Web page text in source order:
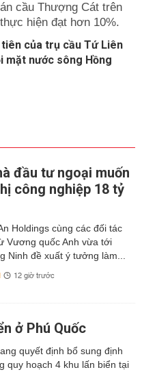
cầu Thượng Cát trên
hiện đạt hơn 10%.
của trụ cầu Tứ Liên
mặt nước sông Hồng
đầu tư ngoại muốn
công nghiệp 18 tỷ
Holdings cùng các đối tác
Vương quốc Anh vừa tới
Ninh đề xuất ý tưởng làm...
12 giờ trước
ở Phú Quốc
quyết định bổ sung định
quy hoạch 4 khu lấn biển tại